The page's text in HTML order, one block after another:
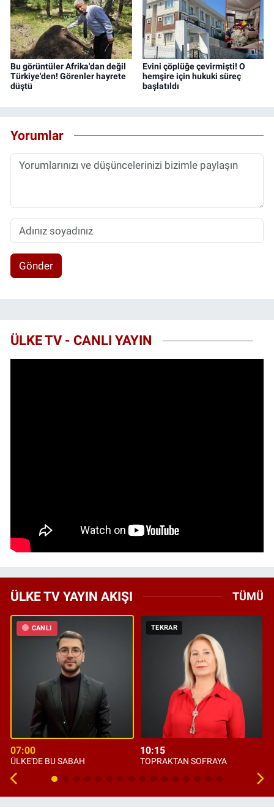
Bu görüntüler Afrika'dan değil
Türkiye'den! Görenler hayrete
düştü
Evini çöplüğe çevirmişti! O
hemşire için hukuki süreç
başlatıldı
Yorumlar
Gönder
ÜLKE TV - CANLI YAYIN
ÜLKE TV YAYIN AKIŞI TÜMÜ
CANLI
07:00
ÜLKE'DE BU SABAH
TEKRAR
10:15
TOPRAKTAN SOFRAYA